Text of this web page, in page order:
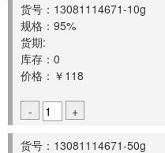
货号：13081114671-10g
规格：95%
货期:
库存：0
价格：￥118
- +
货号：13081114671-50g